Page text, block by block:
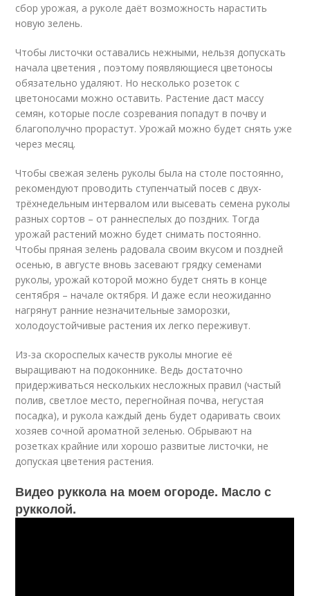
сбор урожая, а руколе даёт возможность нарастить
новую зелень.
Чтобы листочки оставались нежными, нельзя допускать
начала цветения , поэтому появляющиеся цветоносы
обязательно удаляют. Но несколько розеток с
цветоносами можно оставить. Растение даст массу
семян, которые после созревания попадут в почву и
благополучно прорастут. Урожай можно будет снять уже
через месяц.
Чтобы свежая зелень руколы была на столе постоянно,
рекомендуют проводить ступенчатый посев с двух-
трёхнедельным интервалом или высевать семена руколы
разных сортов – от раннеспелых до поздних. Тогда
урожай растений можно будет снимать постоянно.
Чтобы пряная зелень радовала своим вкусом и поздней
осенью, в августе вновь засевают грядку семенами
руколы, урожай которой можно будет снять в конце
сентября – начале октября. И даже если неожиданно
нагрянут ранние незначительные заморозки,
холодоустойчивые растения их легко переживут.
Из-за скороспелых качеств руколы многие её
выращивают на подоконнике. Ведь достаточно
придерживаться нескольких несложных правил (частый
полив, светлое место, перегнойная почва, негустая
посадка), и рукола каждый день будет одаривать своих
хозяев сочной ароматной зеленью. Обрывают на
розетках крайние или хорошо развитые листочки, не
допуская цветения растения.
Видео руккола на моем огороде. Масло с
рукколой.